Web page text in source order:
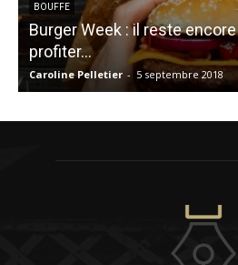
BOUFFE
Burger Week : il reste
profiter…
Caroline Pelletier - 5 septembre 2018